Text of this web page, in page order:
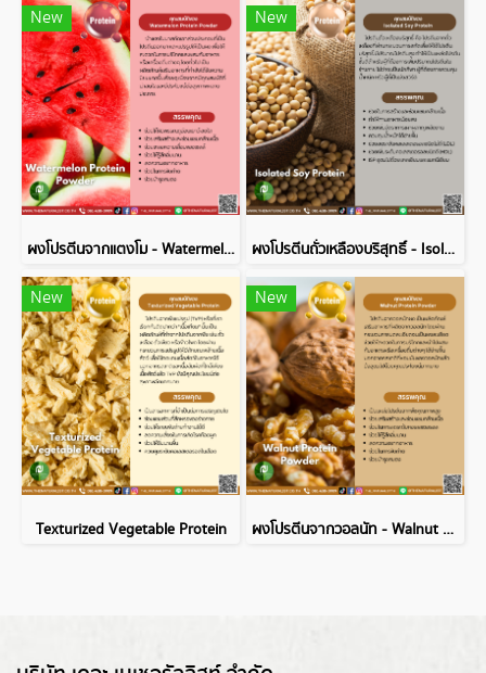
New
ผงโปรตีนจากแตงโม - Watermelon Protein Powder
New
ผงโปรตีนถั่วเหลืองบริสุทธิ์ - Isolated Soy Protein
New
Texturized Vegetable Protein
New
ผงโปรตีนจากวอลนัท - Walnut Protein Powder